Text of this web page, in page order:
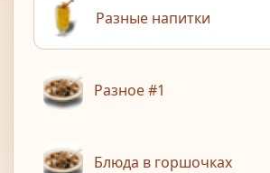
Разные напитки
Разное #1
Блюда в горшочках